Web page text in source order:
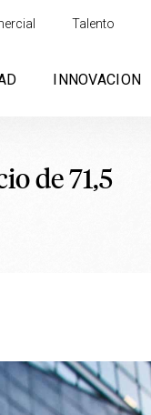
Talento
INNOVACION
de 71,5